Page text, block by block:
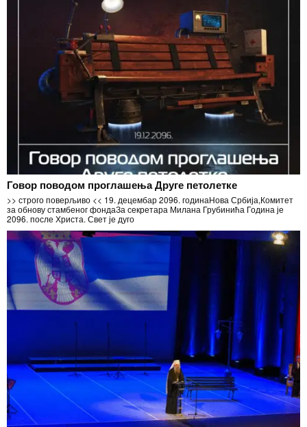
Говор поводом проглашења Друге петолетке
>> строго поверљиво << 19. децембар 2096. годинаНова Србија,Комитет
за обнову стамбеног фондаЗа секретара Милана Грубинића Година је
2096. после Христа. Свет је дуго